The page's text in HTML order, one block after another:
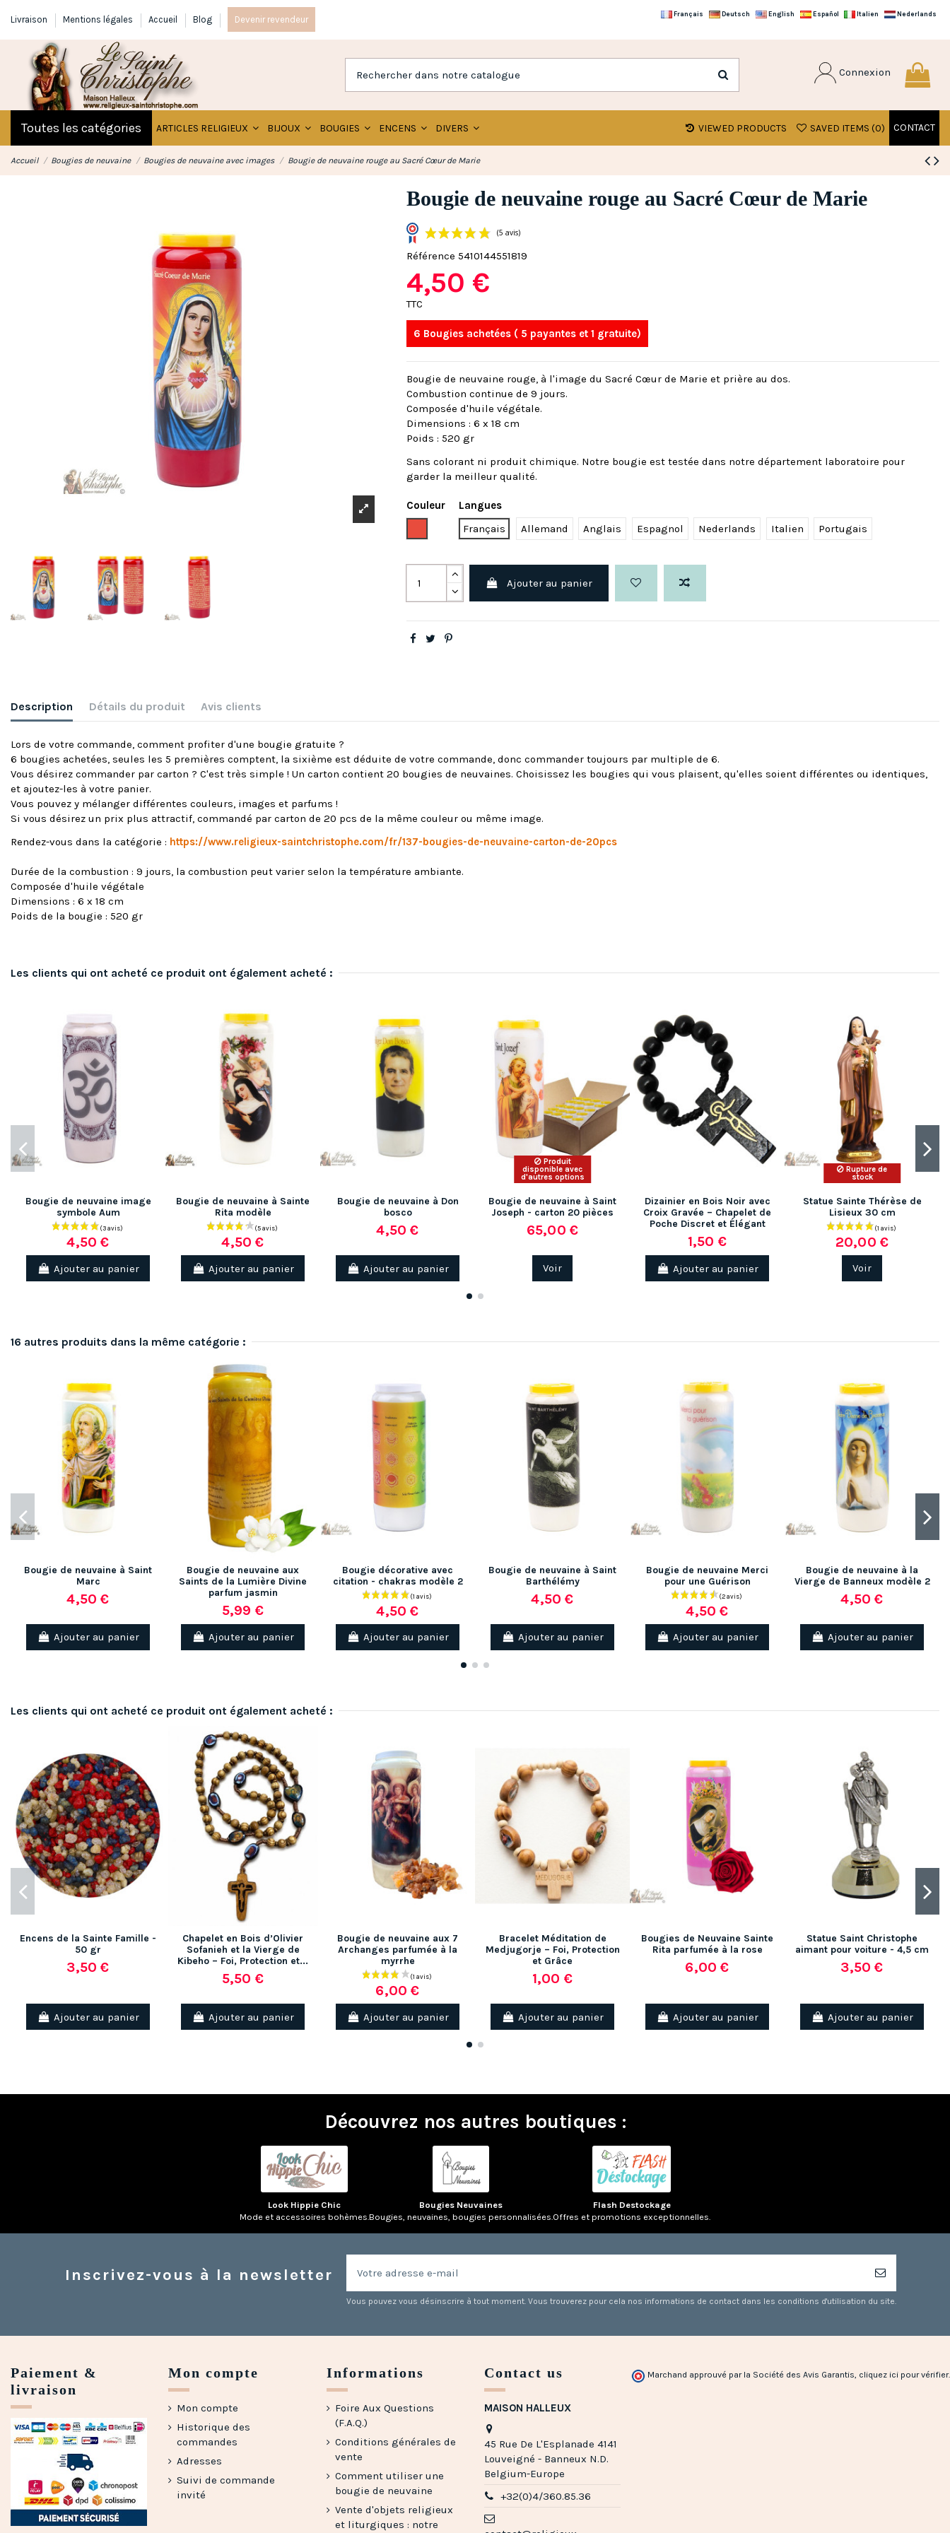
Livraison Mentions légales Accueil Blog Devenir revendeur
Français Deutsch English Español Italien Nederlands
Connexion
Toutes les catégories ARTICLES RELIGIEUX BIJOUX BOUGIES ENCENS DIVERS CONTACT
SAVED ITEMS (0)
VIEWED PRODUCTS
Accueil Bougies de neuvaine Bougies de neuvaine avec images Bougie de neuvaine rouge au Sacré Cœur de Marie
Bougie de neuvaine rouge au Sacré Cœur de Marie
Référence 5410144551819
4,50 €
TTC
6 Bougies achetées ( 5 payantes et 1 gratuite)
Bougie de neuvaine rouge, à l'image du Sacré Cœur de Marie et prière au dos.
Combustion continue de 9 jours.
Composée d'huile végétale.
Dimensions : 6 x 18 cm
Poids : 520 gr
Sans colorant ni produit chimique. Notre bougie est testée dans notre département laboratoire pour
garder la meilleur qualité.
Couleur
Langues
Français
Allemand Anglais Espagnol Nederlands Italien Portugais
Ajouter au panier
Description Détails du produit Avis clients
Lors de votre commande, comment profiter d'une bougie gratuite ?
6 bougies achetées, seules les 5 premières comptent, la sixième est déduite de votre commande, donc commander toujours par multiple de 6.
Vous désirez commander par carton ? C'est très simple ! Un carton contient 20 bougies de neuvaines. Choisissez les bougies qui vous plaisent, qu'elles soient différentes ou identiques,
et ajoutez-les à votre panier.
Vous pouvez y mélanger différentes couleurs, images et parfums !
Si vous désirez un prix plus attractif, commandé par carton de 20 pcs de la même couleur ou même image.
Rendez-vous dans la catégorie : https://www.religieux-saintchristophe.com/fr/137-bougies-de-neuvaine-carton-de-20pcs
Durée de la combustion : 9 jours, la combustion peut varier selon la température ambiante.
Composée d'huile végétale
Dimensions : 6 x 18 cm
Poids de la bougie : 520 gr
Les clients qui ont acheté ce produit ont également acheté :
Bougie de neuvaine image
symbole Aum
(3 avis)
4,50 €
Ajouter au panier
Bougie de neuvaine à Sainte
Rita modèle
(5 avis)
4,50 €
Ajouter au panier
Bougie de neuvaine à Don
bosco
4,50 €
Ajouter au panier
Produit
disponible avec
d'autres options
Bougie de neuvaine à Saint
Joseph - carton 20 pièces
65,00 €
Voir
Dizainier en Bois Noir avec
Croix Gravée – Chapelet de
Poche Discret et Élégant
1,50 €
Ajouter au panier
Rupture de
stock
Statue Sainte Thérèse de
Lisieux 30 cm
20,00 €
Voir
16 autres produits dans la même catégorie :
Bougie de neuvaine à Saint
Marc
4,50 €
Ajouter au panier
Bougie de neuvaine aux
Saints de la Lumière Divine
parfum jasmin
5,99 €
Ajouter au panier
Bougie décorative avec
citation - chakras modèle 2
4,50 €
Ajouter au panier
Bougie de neuvaine à Saint
Barthélémy
4,50 €
Ajouter au panier
Bougie de neuvaine Merci
pour une Guérison
4,50 €
Ajouter au panier
Bougie de neuvaine à la
Vierge de Banneux modèle 2
4,50 €
Ajouter au panier
Les clients qui ont acheté ce produit ont également acheté :
Encens de la Sainte Famille -
50 gr
3,50 €
Ajouter au panier
Chapelet en Bois d’Olivier
Sofanieh et la Vierge de
Kibeho – Foi, Protection et...
5,50 €
Ajouter au panier
Bougie de neuvaine aux 7
Archanges parfumée à la
myrrhe
6,00 €
Ajouter au panier
Bracelet Méditation de
Medjugorje – Foi, Protection
et Grâce
1,00 €
Ajouter au panier
Bougies de Neuvaine Sainte
Rita parfumée à la rose
6,00 €
Ajouter au panier
Statue Saint Christophe
aimant pour voiture - 4,5 cm
3,50 €
Ajouter au panier
Découvrez nos autres boutiques :
Look Hippie Chic
Mode et accessoires bohèmes.
Bougies Neuvaines
Bougies, neuvaines, bougies personnalisées.
Flash Destockage
Offres et promotions exceptionnelles.
Inscrivez-vous à la newsletter
Vous pouvez vous désinscrire à tout moment. Vous trouverez pour cela nos informations de contact dans les conditions d'utilisation du site.
Paiement &
livraison
Mon compte
Mon compte
Historique des
commandes
Adresses
Suivi de commande
invité
Informations
Foire Aux Questions
(F.A.Q.)
Conditions générales de
vente
Comment utiliser une
bougie de neuvaine
Vente d'objets religieux
et liturgiques : notre
Contact us
MAISON HALLEUX
45 Rue De L'Esplanade 4141
Louveigné - Banneux N.D.
Belgium-Europe
+32(0)4/360.85.36
Marchand approuvé par la Société des Avis Garantis, cliquez ici pour vérifier.